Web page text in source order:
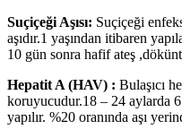
Suçiçeği Aşısı: Suçiçeği
aşıdır.1 yaşından itibaren
10 gün sonra hafif ateş
Hepatit A (HAV) : Bulaşıcı
koruyucudur.18 – 24 aylarda
yapılır. %20 oranında aşı